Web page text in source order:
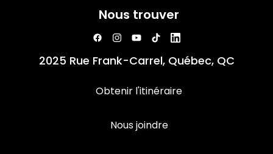
Nous trouver
2025 Rue Frank-Carrel, Québec, QC
Obtenir l'itinéraire
Nous joindre